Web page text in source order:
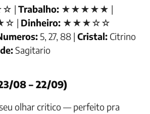
| Trabalho: ★★★★★ |
| Dinheiro: ★★★☆☆
5, 27, 88 | Cristal: Citrino
Sagitario
08 – 22/09)
olhar critico — perfeito pra